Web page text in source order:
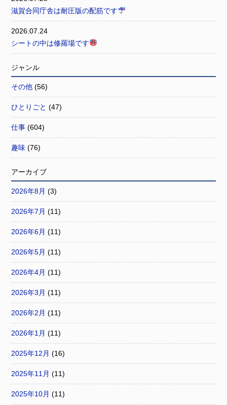
滋賀合同庁舎は耐圧版の配筋です
2026.07.24
シートの中は修羅場です
ジャンル
その他 (56)
ひとりごと (47)
仕事 (604)
趣味 (76)
アーカイブ
2026年8月 (3)
2026年7月 (11)
2026年6月 (11)
2026年5月 (11)
2026年4月 (11)
2026年3月 (11)
2026年2月 (11)
2026年1月 (11)
2025年12月 (16)
2025年11月 (11)
2025年10月 (11)